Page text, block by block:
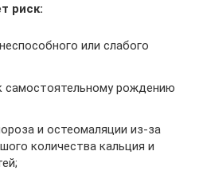
риск:
или слабого
самостоятельному рождению
и остеомаляции из-за
количества кальция и